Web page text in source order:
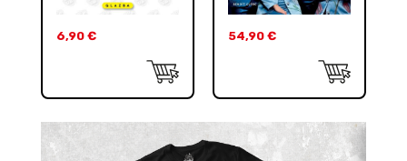
6,90 € 54,90 €